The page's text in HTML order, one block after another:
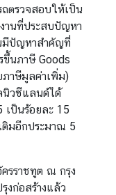
ถตรวจสอบให้เป็น
านที่ประสบปัญหา
นมีปัญหาสำคัญที่
ขึ้นภาษี Goods
ภาษีมูลค่าเพิ่ม)
นิวซีแลนด์ได้
เป็นร้อยละ 15
มอีกประมาณ 5
ครราชทูต ณ กรุง
งก่อสร้างแล้ว